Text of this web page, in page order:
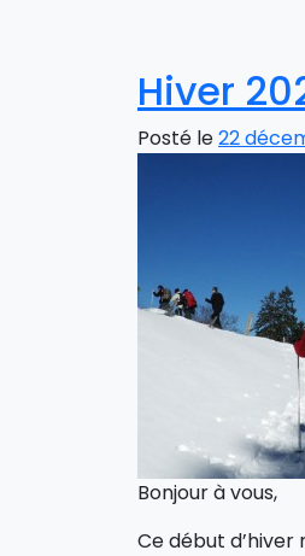
Hiver
Posté le22
Bonjour à vous,
Ce début